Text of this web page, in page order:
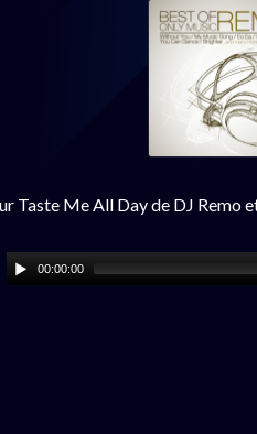
Taste Me All Day de DJ Remo
00:00:00